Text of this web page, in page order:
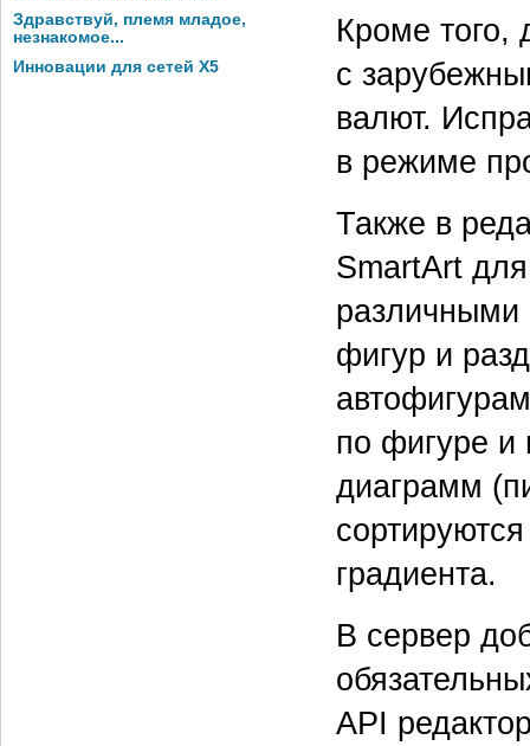
Здравствуй, племя младое,
незнакомое...
Инновации для сетей X5
Кроме того,
с
валют.
в режиме
Также в
SmartArt для
различными
фигур и
по фигуре и
диаграмм
градиента.
В сервер
API